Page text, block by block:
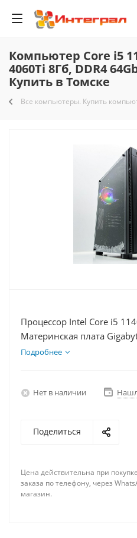
Компьютер Core i5
4060Ti 8Гб, DDR4
Купить в Томске
Все компьютеры. Купить
Процессор Intel Core i5
Материнская плата
Видеокарта RTX 4060Ti
Подробнее
Нет в наличии
Поделиться
Цена действительна при
заказа по телефону, через
магазин.